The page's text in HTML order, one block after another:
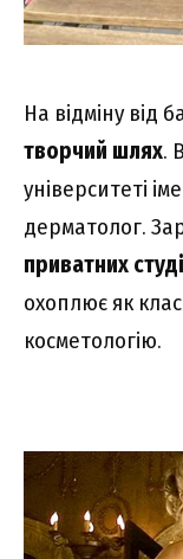
На відміну від
творчий шлях.
університеті
дерматолог.
приватних
охоплює як
косметологію.